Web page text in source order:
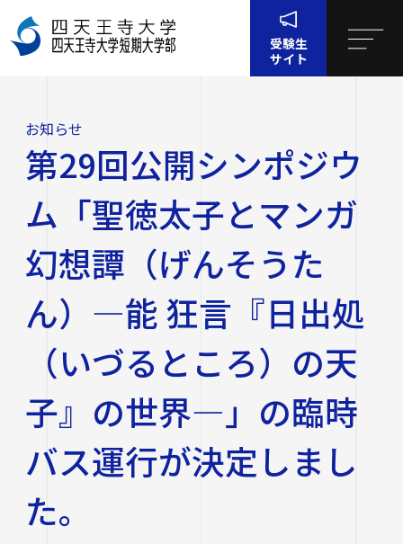
受験生
サイト
四天王寺大学について
四天王寺大学について
四天王寺大学の概要
学長挨拶
建学の精神・学園訓
沿革
大学学章・ロゴ・学歌・応援歌
教育研究上の目的・3つのポリシー
教員紹介
大学・大学院・短大
文学部
社会学部
教育学部
経営学部
看護学部
学生生活
学生生活
学費・奨学金
学費
奨学金
就職・キャリア支援
就職・キャリア支援
キャリアセンター
教職教育推進センター
研究・社会連携
研究・社会連携
学び
国際交流
国際交流
関連サイト
せ
お知らせ
第29回公開シンポジウ
ム「聖徳太子とマンガ
幻想譚（げんそうた
ん）―能 狂言『日出処
（いづるところ）の天
子』の世界―」の臨時
バス運行が決定しまし
た。